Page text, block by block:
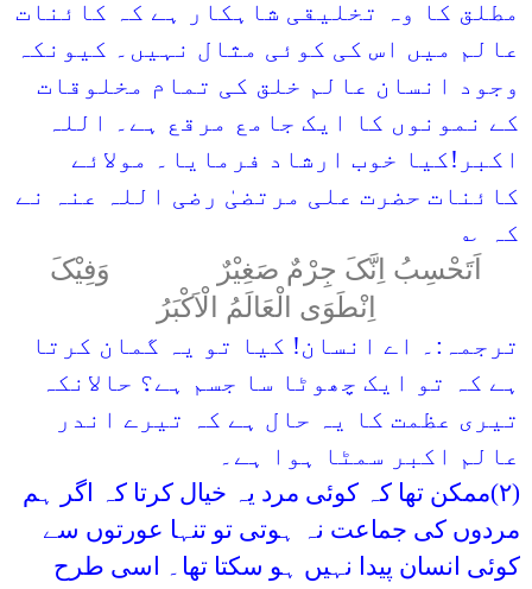
مطلق کا وہ تخلیقی شاہکار ہے کہ کائنات
عالم میں اس کی کوئی مثال نہیں۔ کیونکہ
وجود انسان عالم خلق کی تمام مخلوقات
کے نمونوں کا ایک جامع مرقع ہے۔ اللہ
اکبر!کیا خوب ارشاد فرمایا۔ مولائے
کائنات حضرت علی مرتضیٰ رضی اللہ عنہ نے
کہ ؎
اَتَحْسِبُ اِنَّکَ جِرْمٌ صَغِیْرٌ وَفِیْکَ
اِنْطَوَی الْعَالَمُ الْاَکْبَرُ
ترجمہ:۔ اے انسان! کیا تو یہ گمان کرتا
ہے کہ تو ایک چھوٹا سا جسم ہے؟ حالانکہ
تیری عظمت کا یہ حال ہے کہ تیرے اندر
عالم اکبر سمٹا ہوا ہے۔
(۲)ممکن تھا کہ کوئی مرد یہ خیال کرتا کہ اگر ہم
مردوں کی جماعت نہ ہوتی تو تنہا عورتوں سے
کوئی انسان پیدا نہیں ہو سکتا تھا۔ اسی طرح